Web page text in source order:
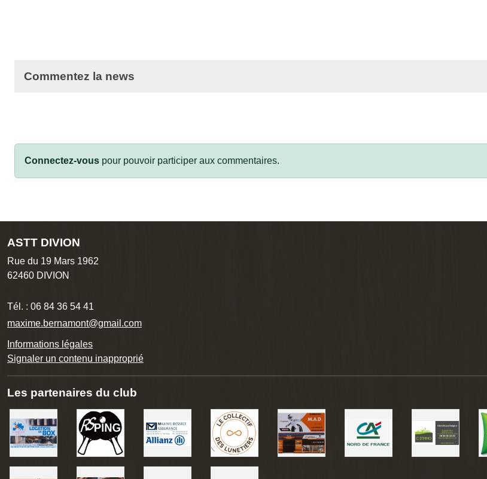
Commentez la news
Connectez-vous pour pouvoir participer aux commentaires.
ASTT DIVION
Rue du 19 Mars 1962
62460 DIVION
Tél. : 06 84 36 54 41
maxime.bernamont@gmail.com
Informations légales
Signaler un contenu inapproprié
Les partenaires du club